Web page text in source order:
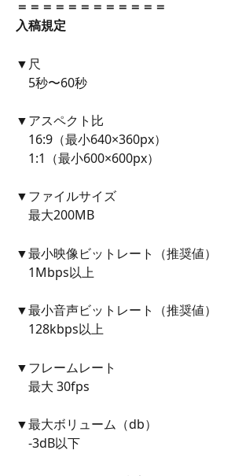
＝＝＝＝＝＝＝＝＝＝＝＝
入稿規定
▼尺
5秒〜60秒
▼アスペクト比
16:9（最小640×360px）
1:1（最小600×600px）
▼ファイルサイズ
最大200MB
▼最小映像ビットレート（推奨値）
1Mbps以上
▼最小音声ビットレート（推奨値）
128kbps以上
▼フレームレート
最大 30fps
▼最大ボリューム（db）
-3dB以下